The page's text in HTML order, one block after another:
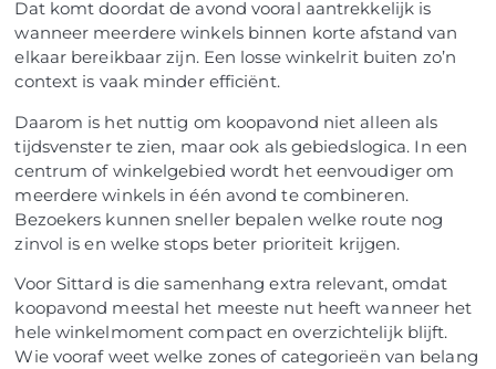
Dat komt doordat de avond vooral aantrekkelijk is
wanneer meerdere winkels binnen korte afstand van
elkaar bereikbaar zijn. Een losse winkelrit buiten zo’n
context is vaak minder efficiënt.
Daarom is het nuttig om koopavond niet alleen als
tijdsvenster te zien, maar ook als gebiedslogica. In een
centrum of winkelgebied wordt het eenvoudiger om
meerdere winkels in één avond te combineren.
Bezoekers kunnen sneller bepalen welke route nog
zinvol is en welke stops beter prioriteit krijgen.
Voor Sittard is die samenhang extra relevant, omdat
koopavond meestal het meeste nut heeft wanneer het
hele winkelmoment compact en overzichtelijk blijft.
Wie vooraf weet welke zones of categorieën van belang